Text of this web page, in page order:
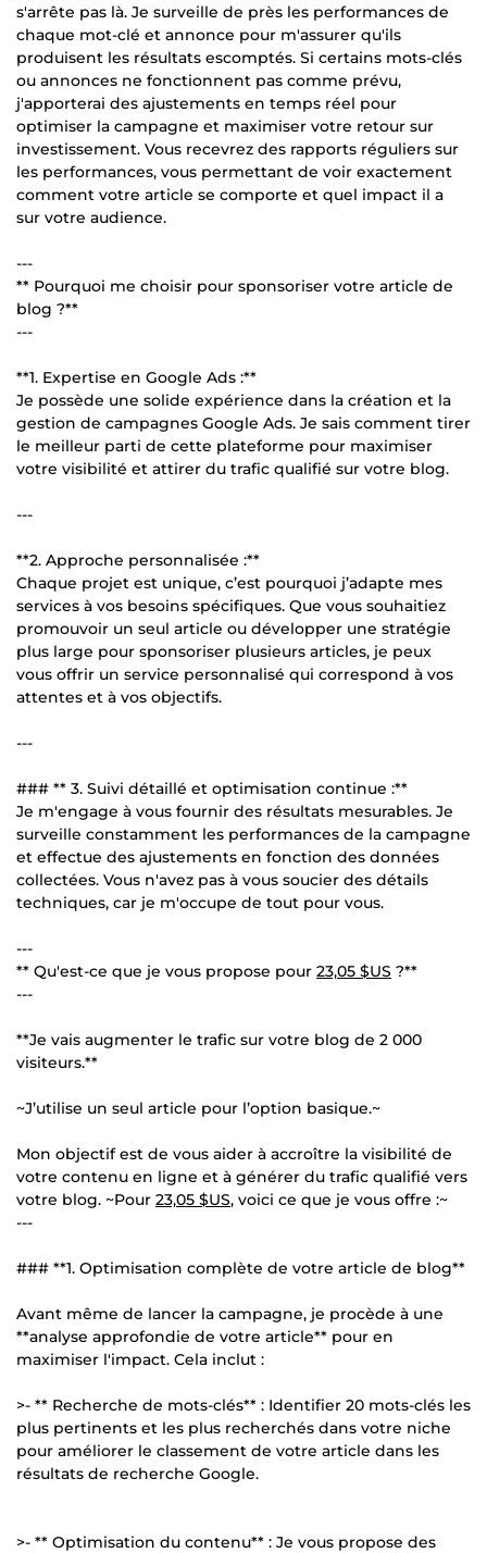
s'arrête pas là. Je surveille de près les performances de
chaque mot-clé et annonce pour m'assurer qu'ils
produisent les résultats escomptés. Si certains mots-clés
ou annonces ne fonctionnent pas comme prévu,
j'apporterai des ajustements en temps réel pour
optimiser la campagne et maximiser votre retour sur
investissement. Vous recevrez des rapports réguliers sur
les performances, vous permettant de voir exactement
comment votre article se comporte et quel impact il a
sur votre audience.
---
** Pourquoi me choisir pour sponsoriser votre article de
blog ?**
---
**1. Expertise en Google Ads :**
Je possède une solide expérience dans la création et la
gestion de campagnes Google Ads. Je sais comment tirer
le meilleur parti de cette plateforme pour maximiser
votre visibilité et attirer du trafic qualifié sur votre blog.
---
**2. Approche personnalisée :**
Chaque projet est unique, c’est pourquoi j’adapte mes
services à vos besoins spécifiques. Que vous souhaitiez
promouvoir un seul article ou développer une stratégie
plus large pour sponsoriser plusieurs articles, je peux
vous offrir un service personnalisé qui correspond à vos
attentes et à vos objectifs.
---
### ** 3. Suivi détaillé et optimisation continue :**
Je m'engage à vous fournir des résultats mesurables. Je
surveille constamment les performances de la campagne
et effectue des ajustements en fonction des données
collectées. Vous n'avez pas à vous soucier des détails
techniques, car je m'occupe de tout pour vous.
---
** Qu'est-ce que je vous propose pour 23,05 $US ?**
---
**Je vais augmenter le trafic sur votre blog de 2 000
visiteurs.**
~J’utilise un seul article pour l’option basique.~
Mon objectif est de vous aider à accroître la visibilité de
votre contenu en ligne et à générer du trafic qualifié vers
votre blog. ~Pour 23,05 $US, voici ce que je vous offre :~
---
### **1. Optimisation complète de votre article de blog**
Avant même de lancer la campagne, je procède à une
**analyse approfondie de votre article** pour en
maximiser l'impact. Cela inclut :
>- ** Recherche de mots-clés** : Identifier 20 mots-clés les
plus pertinents et les plus recherchés dans votre niche
pour améliorer le classement de votre article dans les
résultats de recherche Google.
>- ** Optimisation du contenu** : Je vous propose des